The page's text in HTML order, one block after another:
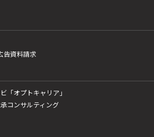
告資料請求
「オプトキャリア」
コンサルティング